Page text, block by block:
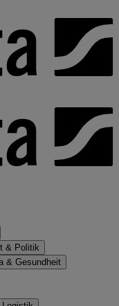
& Politik
& Gesundheit